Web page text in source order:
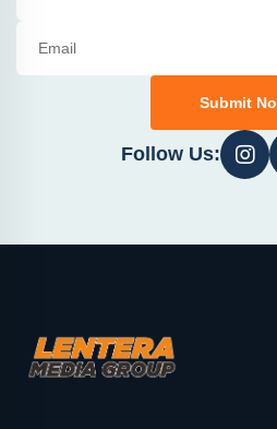
Submit
Follow Us: